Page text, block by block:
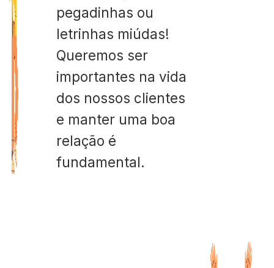
pegadinhas ou
letrinhas miúdas!
Queremos ser
importantes na vida
dos nossos clientes
e manter uma boa
relação é
fundamental.